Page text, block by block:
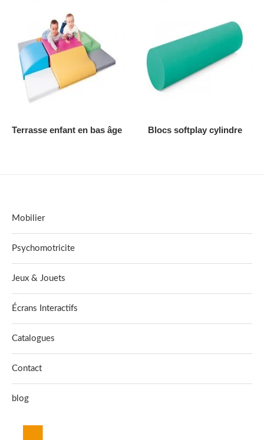
AJOUTER AU DEVIS
Terrasse enfant en bas âge AJOUTER AU DEVIS
Blocs softplay cylindre
Mobilier
Psychomotricite
Jeux & Jouets
Écrans Interactifs
Catalogues
Contact
blog